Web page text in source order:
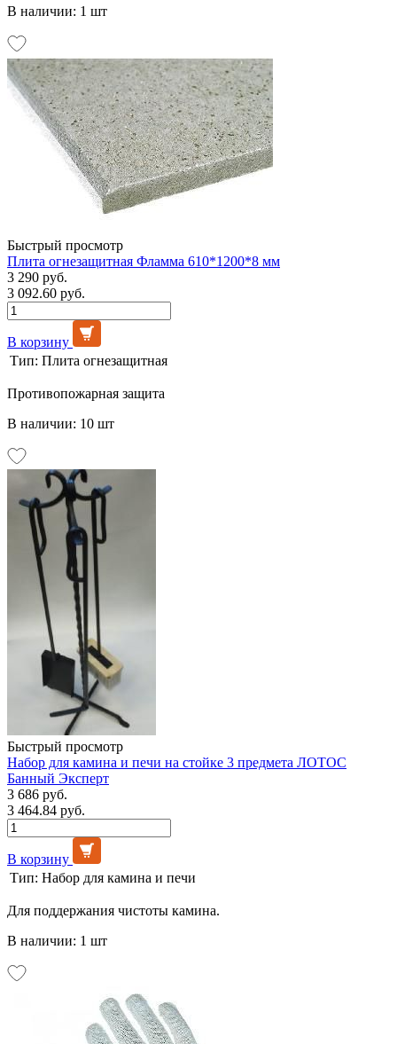
В наличии: 1 шт
Быстрый просмотр
Плита огнезащитная Фламма 610*1200*8 мм
3 290 руб.
3 092.60 руб.
В корзину
Тип: Плита огнезащитная
Противопожарная защита
В наличии: 10 шт
Быстрый просмотр
Набор для камина и печи на стойке 3 предмета ЛОТОС
Банный Эксперт
3 686 руб.
3 464.84 руб.
В корзину
Тип: Набор для камина и печи
Для поддержания чистоты камина.
В наличии: 1 шт